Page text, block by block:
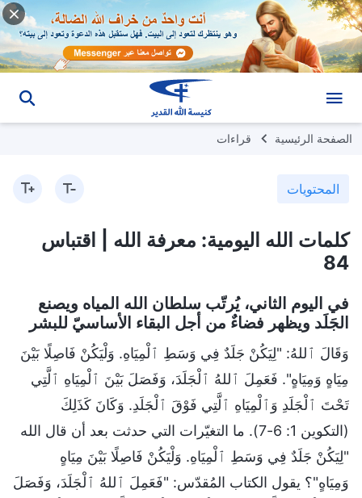
الصفحة الرئيسية قراءات
المحتويات
كلمات الله اليومية: معرفة الله | اقتباس
84
في اليوم الثاني، يُرتّب سلطان الله المياه ويصنع
الجَلَد ويظهر فضاءٌ من أجل البقاء الأساسيّ للبشر
وَقَالَ ٱللهُ: "لِيَكُنْ جَلَدٌ فِي وَسَطِ ٱلْمِيَاهِ. وَلْيَكُنْ فَاصِلًا بَيْنَ
مِيَاهٍ وَمِيَاهٍ". فَعَمِلَ ٱللهُ ٱلْجَلَدَ، وَفَصَلَ بَيْنَ ٱلْمِيَاهِ ٱلَّتِي
تَحْتَ ٱلْجَلَدِ وَٱلْمِيَاهِ ٱلَّتِي فَوْقَ ٱلْجَلَدِ. وَكَانَ كَذَلِكَ
(التكوين 1: 6-7). ما التغيّرات التي حدثت بعد أن قال الله
"لِيَكُنْ جَلَدٌ فِي وَسَطِ ٱلْمِيَاهِ. وَلْيَكُنْ فَاصِلًا بَيْنَ مِيَاهٍ
وَمِيَاهٍ"؟ يقول الكتاب المُقدّس: "فَعَمِلَ ٱللهُ ٱلْجَلَدَ، وَفَصَلَ